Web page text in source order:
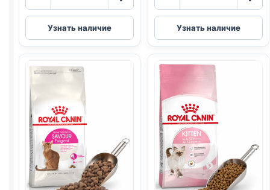
Royal
Canin
сух.
&
весовой
1кг
Узнать наличие
Royal
Canin
сух.
COON)
весовой
1кг
Узнать наличие